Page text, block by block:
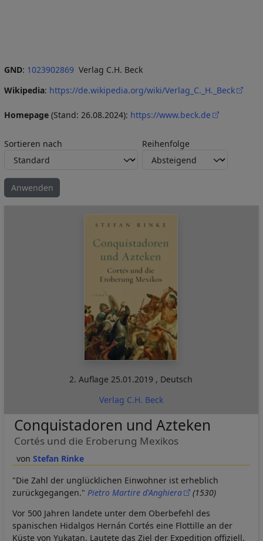
GND: 1023902869 Verlag C.H. Beck
Wikipedia: https://de.wikipedia.org/wiki/Verlag_C._H._Beck
Homepage (Stand: 26.08.2024): https://www.beck.de
Sortieren nach Reihenfolge
2. Auflage25.01.2019 , Deutsch
Verlag C.H. Beck
Stefan Rinke
Conquistadoren und Azteken
Cortés und die Eroberung Mexikos
"Die Zahl der unglücklichen Einwohner ist erheblich
zurückgegangen." Pietro Martire d'Anghiera
(1530)
Vor 500 Jahren landete unter dem Oberbefehl des
spanischen Hidalgos Hernán Cortés eine Flottille an der
Küste von Yukatan. Lautete das Ziel der Expedition offiziell,